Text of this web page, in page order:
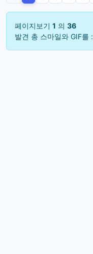
페이지보기 1 의 36
발견 총 스마일와 GIF를 :